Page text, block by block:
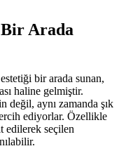
Bir Arada
bir arada sunan,
haline gelmiştir.
değil, aynı zamanda şık
ediyorlar. Özellikle
edilerek seçilen